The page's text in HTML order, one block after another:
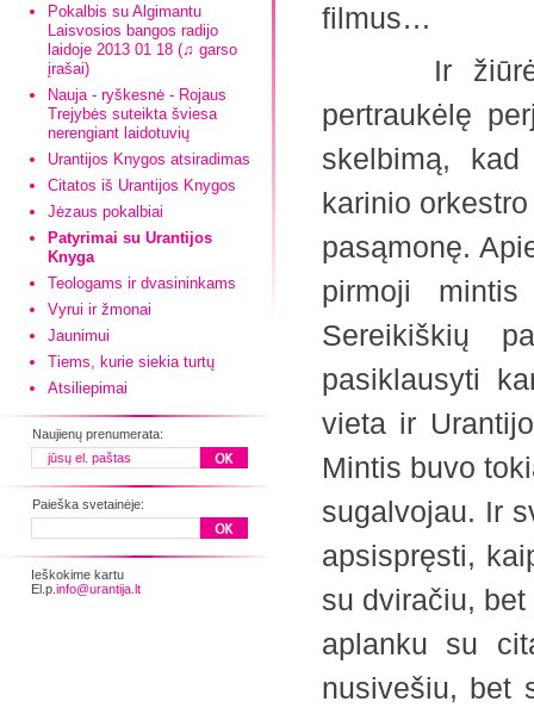
Pokalbis su Algimantu
Laisvosios bangos radijo
laidoje 2013 01 18 (♫ garso
įrašai)
Nauja - ryškesnė - Rojaus
Trejybės suteikta šviesa
nerengiant laidotuvių
Urantijos Knygos atsiradimas
Citatos iš Urantijos Knygos
Jėzaus pokalbiai
Patyrimai su Urantijos
Knyga
Teologams ir dvasininkams
Vyrui ir žmonai
Jaunimui
Tiems, kurie siekia turtų
Atsiliepimai
Naujienų prenumerata:
Paieška svetainėje:
Ieškokime kartu
El.p. info@urantija.lt
filmus…
Ir
pertraukėlę
skelbimą,
karinio
pasąmonę.
pirmoji
Sereikiškių
pasiklausyti
vieta ir
Mintis buvo
sugalvojau. Ir
apsispręsti,
su dviračiu,
aplanku su
nusivešiu, bet